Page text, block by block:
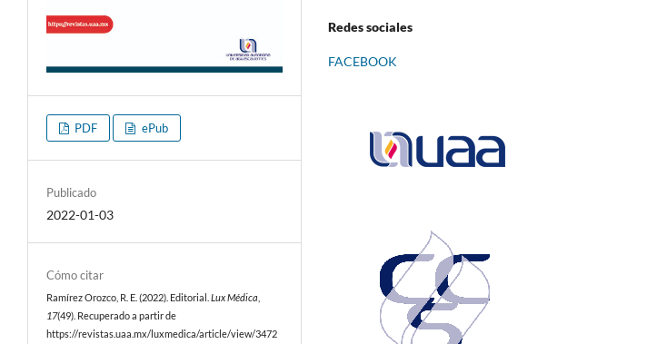
PDF ePub
Publicado
2022-01-03
Cómo citar
Ramírez Orozco, R. E. (2022). Editorial.Lux Médica
17(49). Recuperado a partir de
https://revistas.uaa.mx/luxmedica/article/view/3472
Redes sociales
FACEBOOK